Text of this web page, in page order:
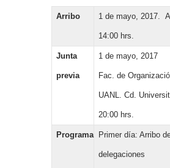
Arribo 1 de mayo, 2017.
14:00 hrs.
Junta
previa
1 de mayo, 2017
Fac. de
UANL. Cd.
20:00 hrs.
Programa Primer día: Arribo
delegaciones